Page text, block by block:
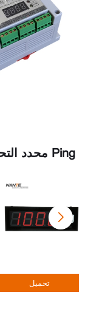
محدد التحميل الزائد لخلية التحميل من نوع Ping
تحميل